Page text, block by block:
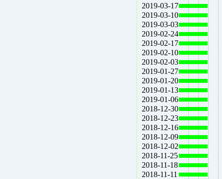
2019-03-17
2019-03-10
2019-03-03
2019-02-24
2019-02-17
2019-02-10
2019-02-03
2019-01-27
2019-01-20
2019-01-13
2019-01-06
2018-12-30
2018-12-23
2018-12-16
2018-12-09
2018-12-02
2018-11-25
2018-11-18
2018-11-11